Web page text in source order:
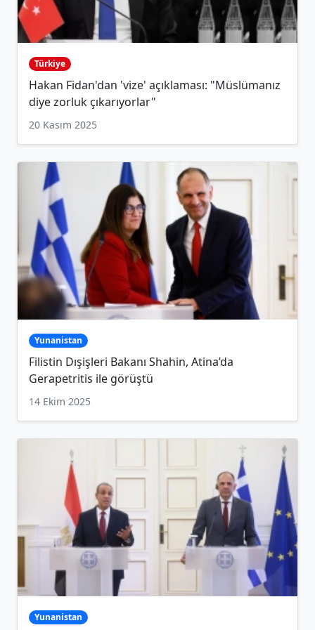
Türkiye
Hakan Fidan'dan 'vize' açıklaması: "Müslümanız
diye zorluk çıkarıyorlar"
20 Kasım 2025
Yunanistan
Filistin Dışişleri Bakanı Shahin, Atina’da
Gerapetritis ile görüştü
14 Ekim 2025
Yunanistan